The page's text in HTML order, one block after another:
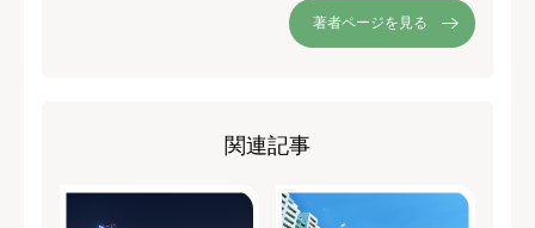
著者ページを見る
関連記事